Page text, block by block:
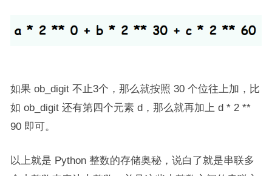
如果 ob_digit 不止3个，那么就按照 30 个位往上加，比
如 ob_digit 还有第四个元素 d，那么就再加上 d * 2 **
90 即可。
以上就是 Python 整数的存储奥秘，说白了就是串联多